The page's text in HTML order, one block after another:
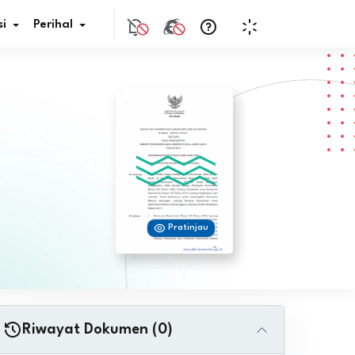
JDIH
Perihal
Pratinjau
Riwayat Dokumen (0)